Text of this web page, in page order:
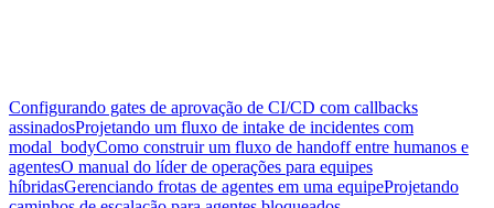
Configurando gates de aprovação de CI/CD com callbacks
assinadosProjetando um fluxo de intake de incidentes com
modal_bodyComo construir um fluxo de handoff entre humanos e
agentesO manual do líder de operações para equipes
híbridasGerenciando frotas de agentes em uma equipeProjetando